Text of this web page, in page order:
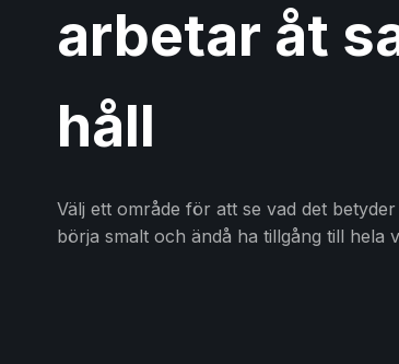
arbetar åt
håll
Välj ett område för att se vad det
börja smalt och ändå ha tillgång till hela